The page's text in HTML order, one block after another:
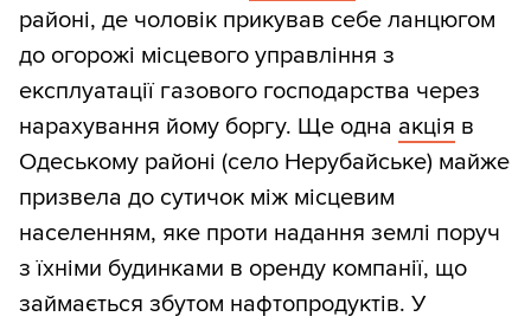
районі, де чоловік прикував себе ланцюгом
до огорожі місцевого управління з
експлуатації газового господарства через
нарахування йому боргу. Ще одна акція в
Одеському районі (село Нерубайське) майже
призвела до сутичок між місцевим
населенням, яке проти надання землі поруч
з їхніми будинками в оренду компанії, що
займається збутом нафтопродуктів. У